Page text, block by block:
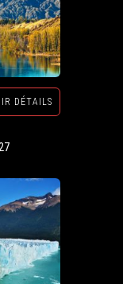
DÉTAILS